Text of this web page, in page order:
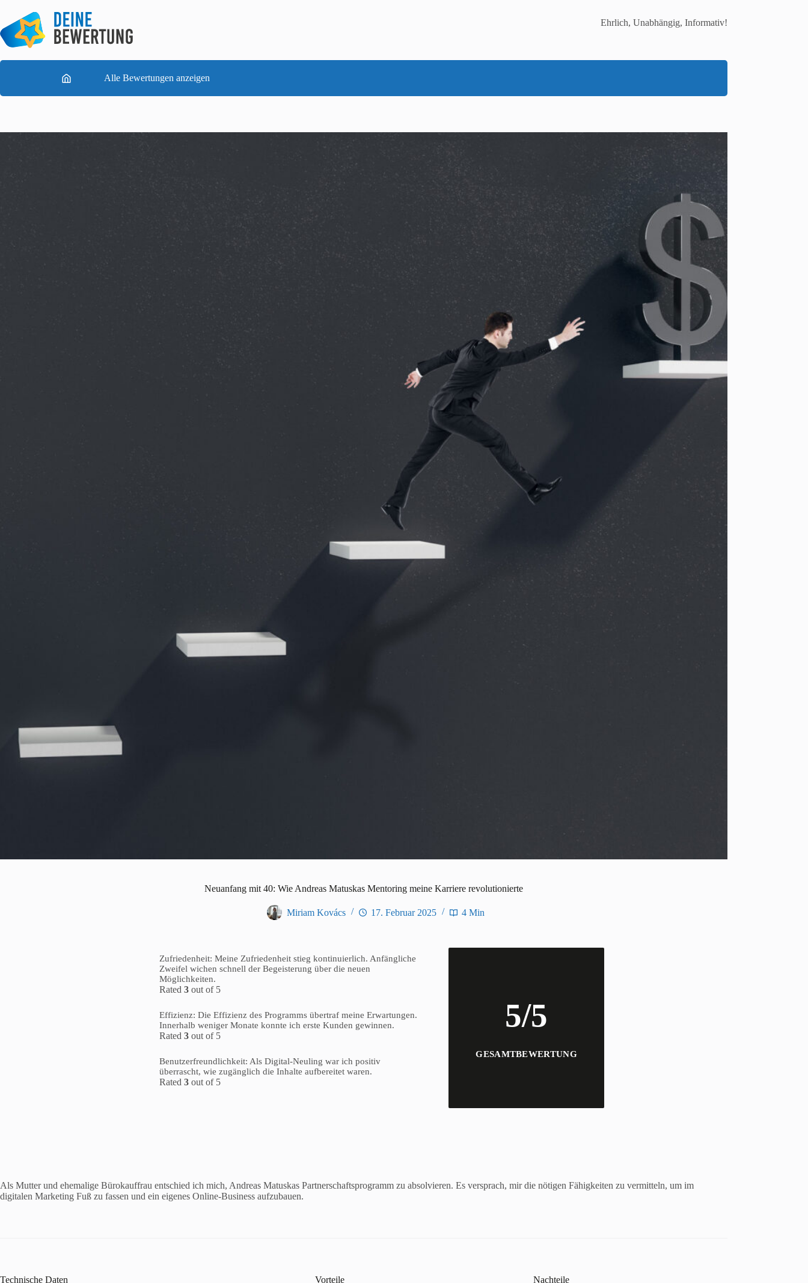
springen
Ehrlich, Unabhängig, Informativ!
Alle Bewertungen anzeigen
Neuanfang mit 40: Wie Andreas Matuskas Mentoring meine Karriere revolutionierte
Miriam Kovács 17. Februar 2025 4 Min
Zufriedenheit: Meine Zufriedenheit stieg kontinuierlich. Anfängliche
Zweifel wichen schnell der Begeisterung über die neuen
Möglichkeiten.
Rated 3out of 5
Effizienz: Die Effizienz des Programms übertraf meine Erwartungen.
Innerhalb weniger Monate konnte ich erste Kunden gewinnen.
Rated 3out of 5
Benutzerfreundlichkeit: Als Digital-Neuling war ich positiv
überrascht, wie zugänglich die Inhalte aufbereitet waren.
Rated 3out of 5
5/5
GESAMTBEWERTUNG
Als Mutter und ehemalige Bürokauffrau entschied ich mich, Andreas Matuskas Partnerschaftsprogramm zu absolvieren. Es versprach, mir die nötigen Fähigkeiten zu vermitteln, um im
digitalen Marketing Fuß zu fassen und ein eigenes Online-Business aufzubauen.
Technische Daten
Vorteile
Nachteile